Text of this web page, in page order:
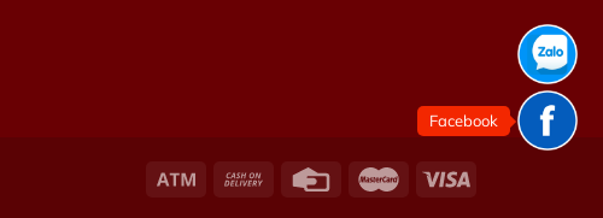
Facebook